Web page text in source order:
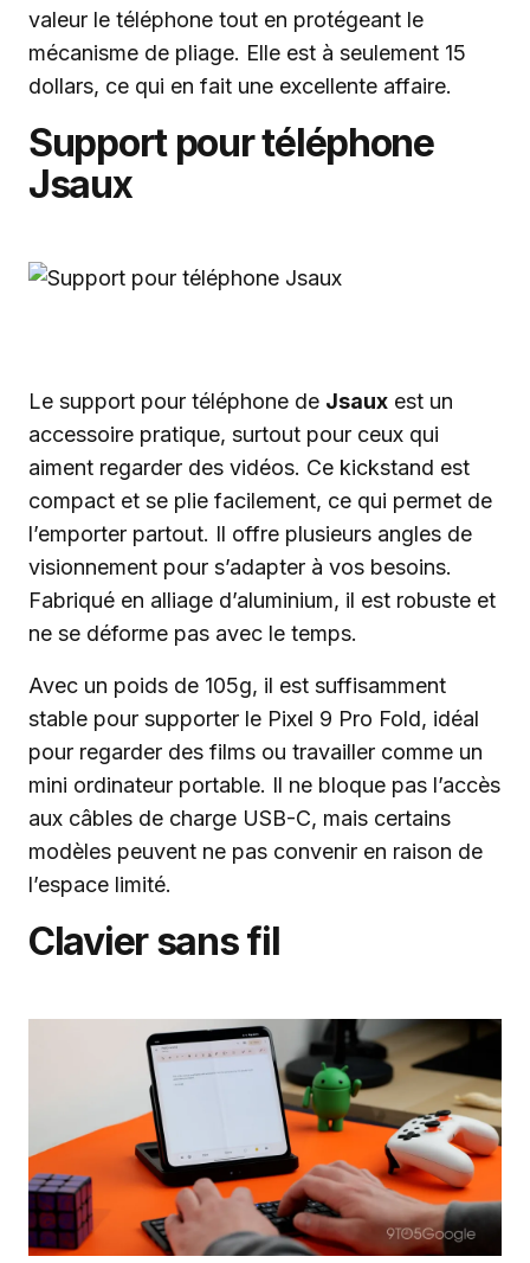
valeur le téléphone tout en protégeant le
mécanisme de pliage. Elle est à seulement 15
dollars, ce qui en fait une excellente affaire.
Support pour téléphone
Jsaux
Le support pour téléphone de Jsaux est un
accessoire pratique, surtout pour ceux qui
aiment regarder des vidéos. Ce kickstand est
compact et se plie facilement, ce qui permet de
l’emporter partout. Il offre plusieurs angles de
visionnement pour s’adapter à vos besoins.
Fabriqué en alliage d’aluminium, il est robuste et
ne se déforme pas avec le temps.
Avec un poids de 105g, il est suffisamment
stable pour supporter le Pixel 9 Pro Fold, idéal
pour regarder des films ou travailler comme un
mini ordinateur portable. Il ne bloque pas l’accès
aux câbles de charge USB-C, mais certains
modèles peuvent ne pas convenir en raison de
l’espace limité.
Clavier sans fil